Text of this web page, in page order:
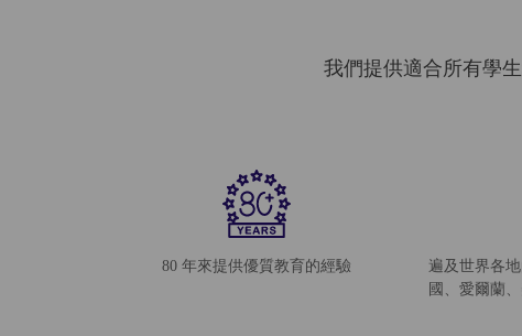
我們提供適合所有學
80 年來提供優質教育的經驗
遍及世界各
國、愛爾蘭